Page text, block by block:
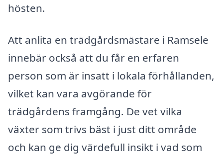
hösten.
Att anlita en trädgårdsmästare i Ramsele
innebär också att du får en erfaren
person som är insatt i lokala förhållanden,
vilket kan vara avgörande för
trädgårdens framgång. De vet vilka
växter som trivs bäst i just ditt område
och kan ge dig värdefull insikt i vad som